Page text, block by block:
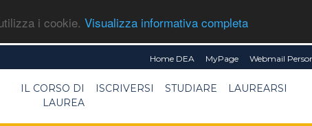
i cookie. Visualizza informativa completa
Home DEA MyPage Webmail
IL CORSO DI
LAUREA
ISCRIVERSI STUDIARE LAUREARSI